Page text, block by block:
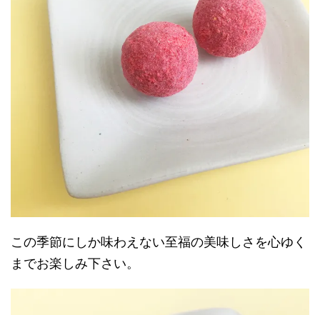
この季節にしか味わえない至福の美味しさを心ゆく
までお楽しみ下さい。